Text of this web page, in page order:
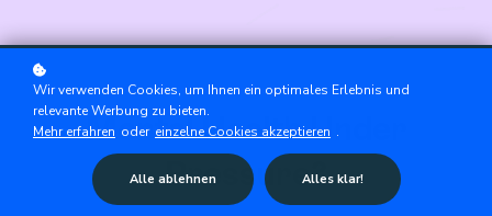
Mental Health Under
Pressure?
Wir verwenden Cookies, um Ihnen ein optimales Erlebnis und
relevante Werbung zu bieten.
Mehr erfahren oder einzelne Cookies akzeptieren .
Alle ablehnen Alles klar!